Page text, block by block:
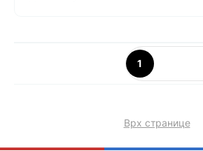
1
Врх странице